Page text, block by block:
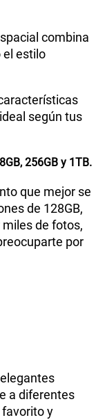
combina
el estilo
según tus
256GB y 1TB.
que mejor se
de 128GB,
miles de fotos,
por
a diferentes
y